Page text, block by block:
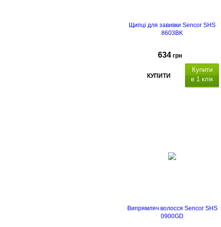
Щипці для завивки Sencor SHS
8603BK
634 грн
КУПИТИ
Купити
в 1 клік
Випрямляч волосся Sencor SHS
0900GD